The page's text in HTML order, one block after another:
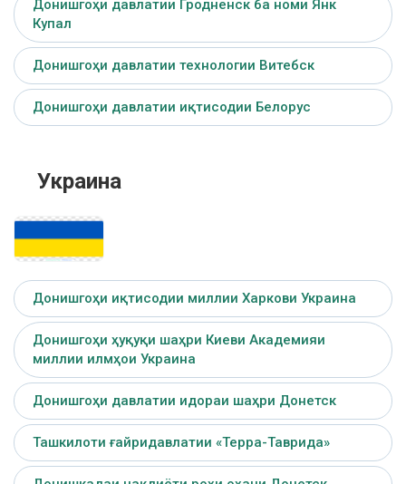
Донишгоҳи давлатии Гродненск ба номи Янк
Купал
Донишгоҳи давлатии технологии Витебск
Донишгоҳи давлатии иқтисодии Белорус
Украина
Донишгоҳи иқтисодии миллии Харкови Украина
Донишгоҳи ҳуқуқи шаҳри Киеви Академияи
миллии илмҳои Украина
Донишгоҳи давлатии идораи шаҳри Донетск
Ташкилоти ғайридавлатии «Терра-Таврида»